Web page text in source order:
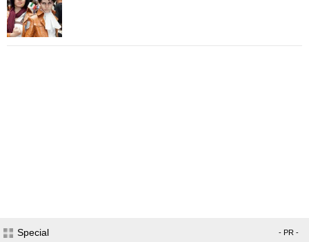
Special - PR -